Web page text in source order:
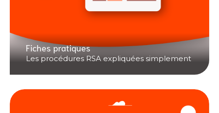
Fiches pratiques
Les procédures RSA expliquées simplement